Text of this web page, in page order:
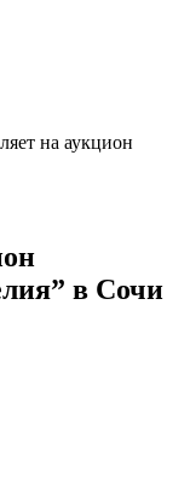
на аукцион
в Сочи